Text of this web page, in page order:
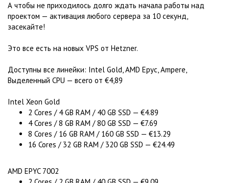
А чтобы не приходилось долго ждать начала работы над
проектом — активация любого сервера за 10 секунд,
засекайте!
Это все есть на новых VPS от Hetzner.
Доступны все линейки: Intel Gold, AMD Epyc, Ampere,
Выделенный CPU — всего от €4,89
Intel Xeon Gold
2 Cores / 4 GB RAM / 40 GB SSD — €4.89
4 Cores / 8 GB RAM / 80 GB SSD — €7.69
8 Cores / 16 GB RAM / 160 GB SSD — €13.29
16 Cores / 32 GB RAM / 320 GB SSD — €24.49
AMD EPYC 7002